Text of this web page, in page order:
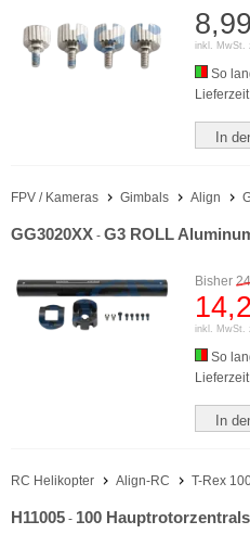
8,99
inkl. MwSt.
So
In
FPV / Kameras Gimbals Align
GG3020XX - G3 ROLL
Bisher
inkl. MwSt.
So
In
RC Helikopter Align-RC T-Rex
H11005 - 100